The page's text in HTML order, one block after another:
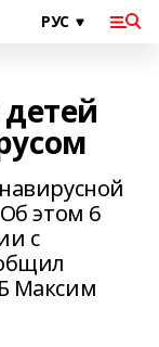
этом 6
с
Максим